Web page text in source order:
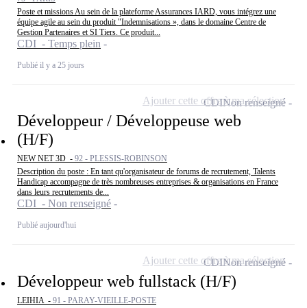
Poste et missions Au sein de la plateforme Assurances IARD, vous intégrez une
équipe agile au sein du produit "Indemnisations », dans le domaine Centre de
Gestion Partenaires et SI Tiers. Ce produit...
CDI - Temps plein
Publié il y a 25 jours
Développeur / Développeuse web
(H/F)
NEW NET 3D - 92 - PLESSIS-ROBINSON
Description du poste : En tant qu'organisateur de forums de recrutement, Talents
Handicap accompagne de très nombreuses entreprises & organisations en France
dans leurs recrutements de...
CDI - Non renseigné
Publié aujourd'hui
CDINon renseigné
Ajouter cette offre à ma sélection
Développeur web fullstack (H/F)
LEIHIA - 91 - PARAY-VIEILLE-POSTE
CDINon renseigné
Ajouter cette offre à ma sélection